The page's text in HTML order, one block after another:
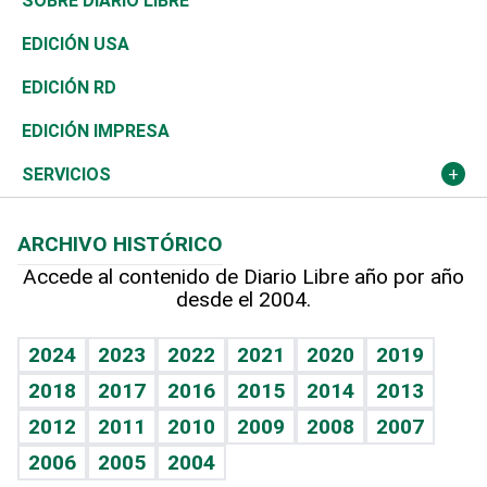
Reportajes
África
Ocenanía
Caribe
Resto del mundo
Vivienda
Telecom.
Global y variable
Economía personal
Buena Vida
Sociales
Novedades
Podcast Arte Libre
Hablando con el pediatra
Vida y familia
Eñe
Celebrando la vida
Sin complejos
Ciclismo
Tenis
Olimpismo
Más deportes
Línea de hit
TBT Deportivo
En Directo
El Espía
Noticiero Poteleche
Columnistas
Más firmas
Tecnología
Historia
Martes de tecnología
Cambio climático
Economía
Revista
Deportes
Opinión
Hecho en casa
Guía del dinero
EDICIÓN USA
EDICIÓN RD
EDICIÓN IMPRESA
SERVICIOS
Cumpleaños
Horóscopos
Crucigramas
ARCHIVO HISTÓRICO
Accede al contenido de Diario Libre año por año
desde el 2004.
2024 2023 2022 2021 2020
2019
2018
2017 2016 2015 2014
2013
2012
2011 2010 2009 2008
2007
2006
2005 2004